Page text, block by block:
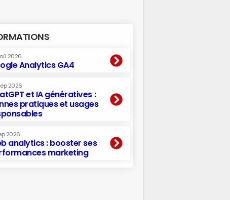
2026
Analytics GA4
2026
et IA génératives :
pratiques et usages
2026
analytics : booster ses
marketing